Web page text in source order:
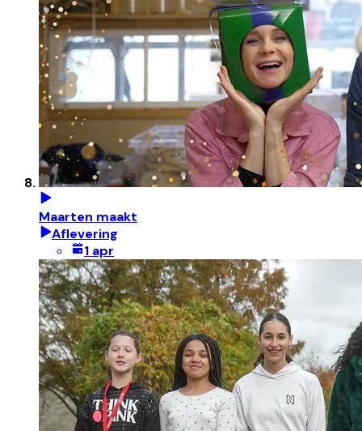
Maarten maakt
Aflevering
1 apr